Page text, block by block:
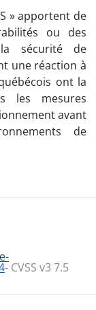
» apportent de
ou des
sécurité de
une réaction à
ont la
les mesures
avant
de
- CVSS v3 7.5